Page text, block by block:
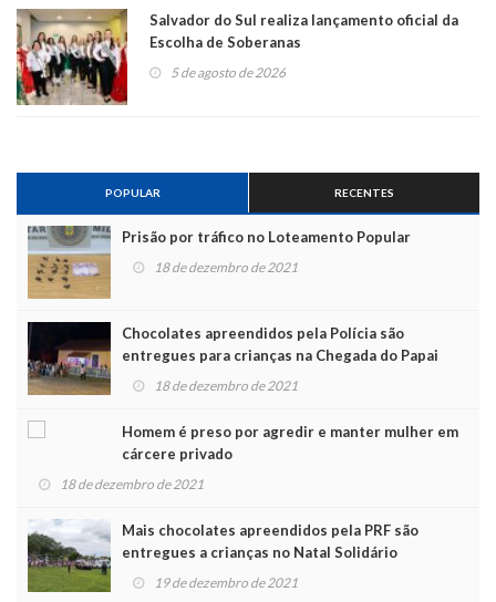
Salvador do Sul realiza lançamento oficial da
Escolha de Soberanas
5 de agosto de 2026
POPULAR RECENTES
Prisão por tráfico no Loteamento Popular
18 de dezembro de 2021
Chocolates apreendidos pela Polícia são
entregues para crianças na Chegada do Papai
Noel
18 de dezembro de 2021
Homem é preso por agredir e manter mulher em
cárcere privado
18 de dezembro de 2021
Mais chocolates apreendidos pela PRF são
entregues a crianças no Natal Solidário
19 de dezembro de 2021